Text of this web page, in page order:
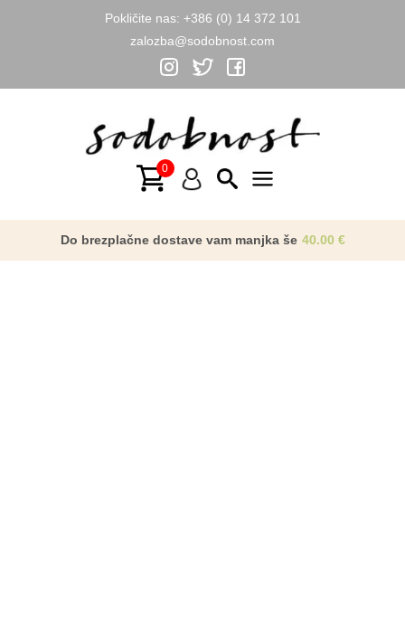
Pokličite nas: +386 (0) 14 372 101
zalozba@sodobnost.com
Menu
Do brezplačne dostave vam manjka še 40.00 €